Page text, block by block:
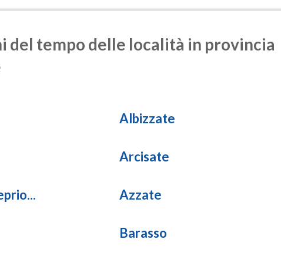
del tempo delle località in provincia
Albizzate
Arcisate
Azzate
Barasso